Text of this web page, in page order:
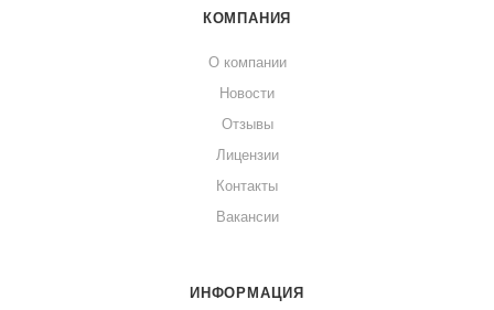
КОМПАНИЯ
О компании
Новости
Отзывы
Лицензии
Контакты
Вакансии
ИНФОРМАЦИЯ